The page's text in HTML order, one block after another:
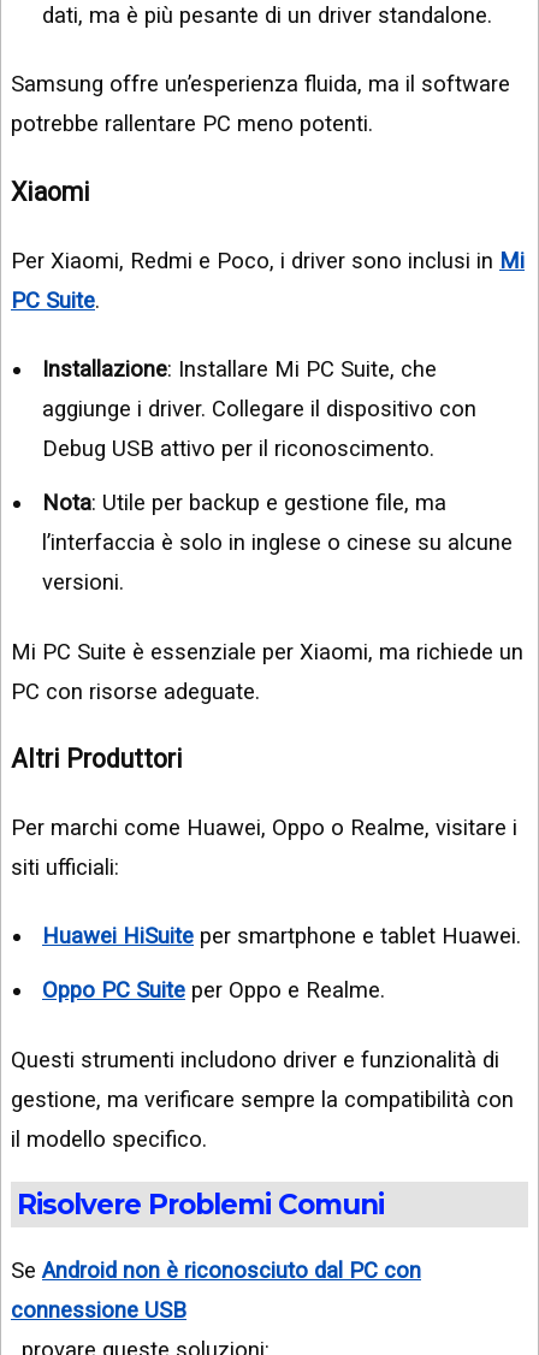
dati, ma è più pesante di un driver standalone.
Samsung offre un’esperienza fluida, ma il software
potrebbe rallentare PC meno potenti.
Xiaomi
Per Xiaomi, Redmi e Poco, i driver sono inclusi in Mi
PC Suite.
Installazione: Installare Mi PC Suite, che
aggiunge i driver. Collegare il dispositivo con
Debug USB attivo per il riconoscimento.
Nota: Utile per backup e gestione file, ma
l’interfaccia è solo in inglese o cinese su alcune
versioni.
Mi PC Suite è essenziale per Xiaomi, ma richiede un
PC con risorse adeguate.
Altri Produttori
Per marchi come Huawei, Oppo o Realme, visitare i
siti ufficiali:
Huawei HiSuite per smartphone e tablet Huawei.
Oppo PC Suite per Oppo e Realme.
Questi strumenti includono driver e funzionalità di
gestione, ma verificare sempre la compatibilità con
il modello specifico.
Risolvere Problemi Comuni
Se Android non è riconosciuto dal PC con
connessione USB
, provare queste soluzioni: